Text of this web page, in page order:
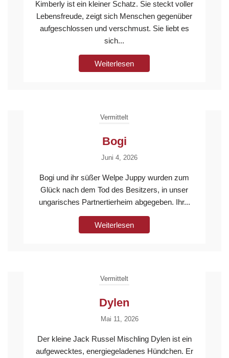
Kimberly ist ein kleiner Schatz. Sie steckt voller
Lebensfreude, zeigt sich Menschen gegenüber
aufgeschlossen und verschmust. Sie liebt es
sich...
Weiterlesen
Vermittelt
Bogi
Juni 4, 2026
Bogi und ihr süßer Welpe Juppy wurden zum
Glück nach dem Tod des Besitzers, in unser
ungarisches Partnertierheim abgegeben. Ihr...
Weiterlesen
Vermittelt
Dylen
Mai 11, 2026
Der kleine Jack Russel Mischling Dylen ist ein
aufgewecktes, energiegeladenes Hündchen. Er